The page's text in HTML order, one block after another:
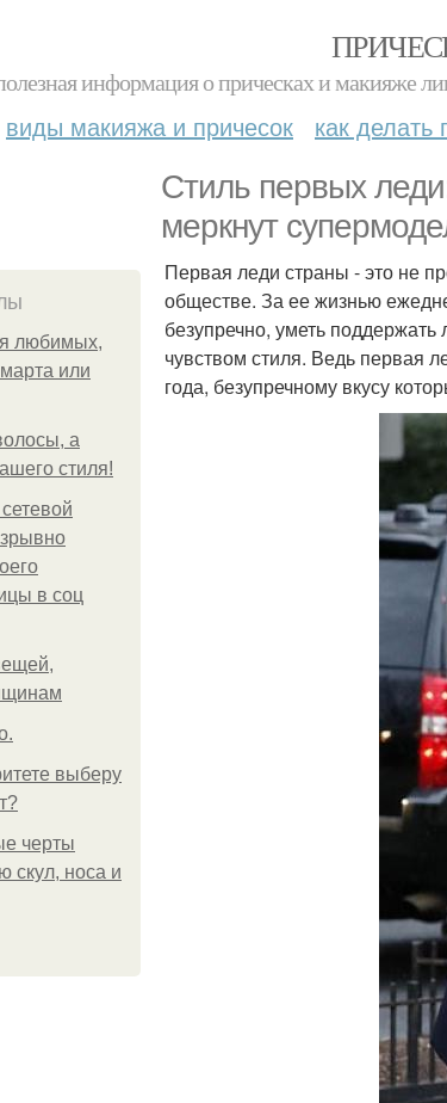
информация о прическах и макияже
виды макияжа и причесок как делать
Стиль первых
меркнут
любимых,
или
а
стиля!
в соц
выберу
черты
скул, носа и
Первая леди страны - это не
обществе. За ее жизнью
безупречно, уметь
чувством стиля. Ведь первая
года, безупречному вкусу